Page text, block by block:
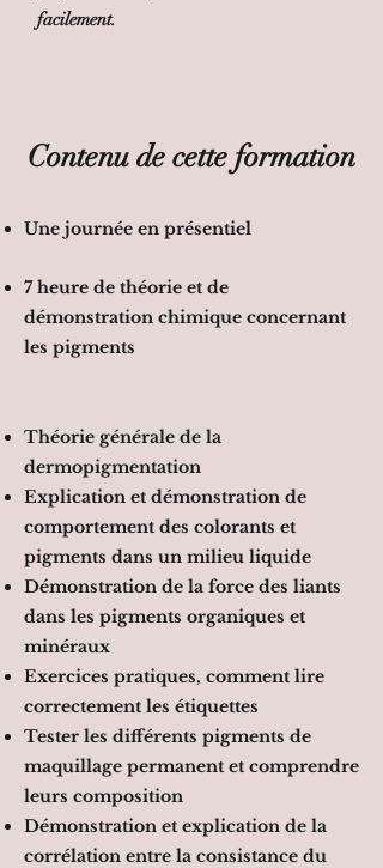
facilement.
Contenu de cette formation
Une journée en présentiel
7 heure de théorie et de
démonstration chimique concernant
les pigments
Théorie générale de la
dermopigmentation
Explication et démonstration de
comportement des colorants et
pigments dans un milieu liquide
Démonstration de la force des liants
dans les pigments organiques et
minéraux
Exercices pratiques, comment lire
correctement les étiquettes
Tester les différents pigments de
maquillage permanent et comprendre
leurs composition
Démonstration et explication de la
corrélation entre la consistance du